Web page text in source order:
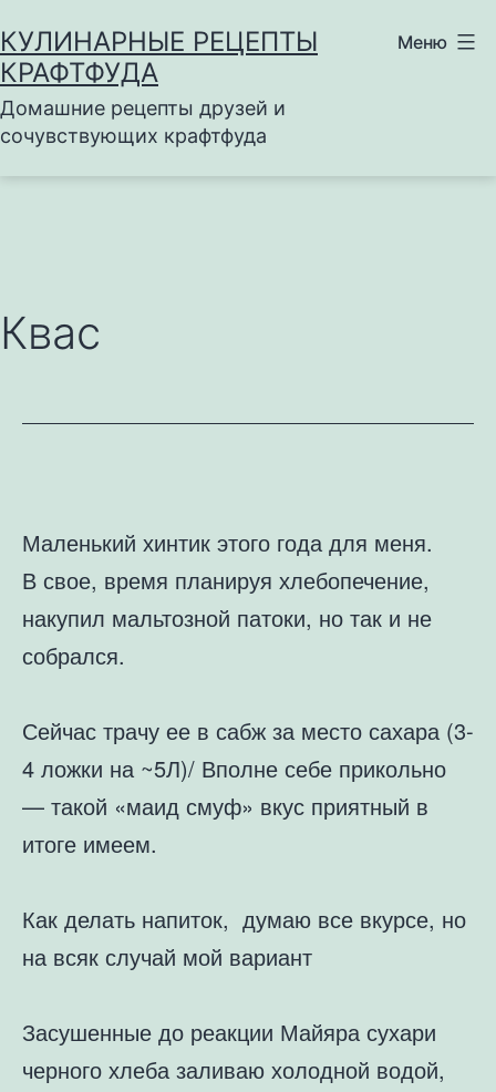
к
содержимому
КУЛИНАРНЫЕ РЕЦЕПТЫ
КРАФТФУДА
Домашние рецепты друзей и
сочувствующих крафтфуда
Меню
Квас
Маленький хинтик этого года для меня.
В свое, время планируя хлебопечение,
накупил мальтозной патоки, но так и не
собрался.
Сейчас трачу ее в сабж за место сахара (3-
4 ложки на ~5Л)/ Вполне себе прикольно
— такой «маид смуф» вкус приятный в
итоге имеем.
Как делать напиток, думаю все вкурсе, но
на всяк случай мой вариант
Засушенные до реакции Майяра сухари
черного хлеба заливаю холодной водой,